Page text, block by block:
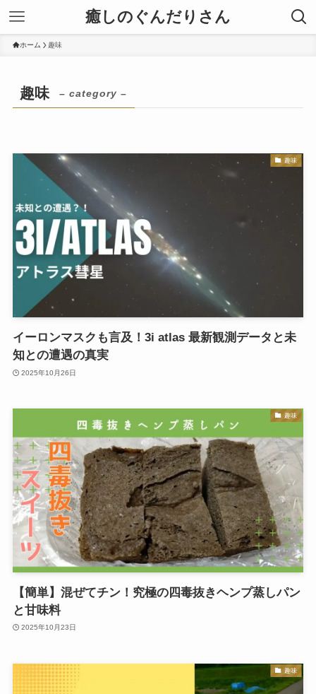
癒しのぐんだりさん
ホーム 趣味
趣味 – category –
趣味
イーロンマスクも言及！3i atlas 最新観測データと未
知との遭遇の真実
2025年10月26日
趣味
【簡単】混ぜてチン！究極の四毒抜きヘンプ蒸しパン
と甘味料
2025年10月23日
趣味